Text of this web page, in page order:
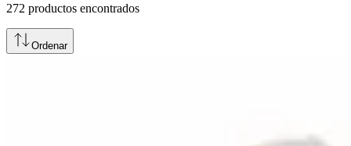
272 productos encontrados
Ordenar